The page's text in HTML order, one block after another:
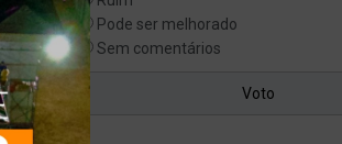
Pode ser melhorado
Sem comentários